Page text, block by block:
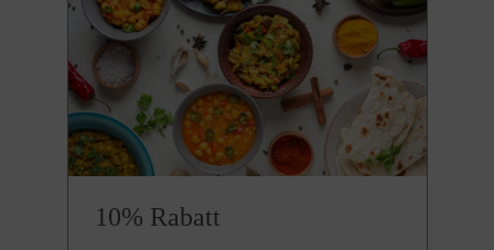
10% Rabatt